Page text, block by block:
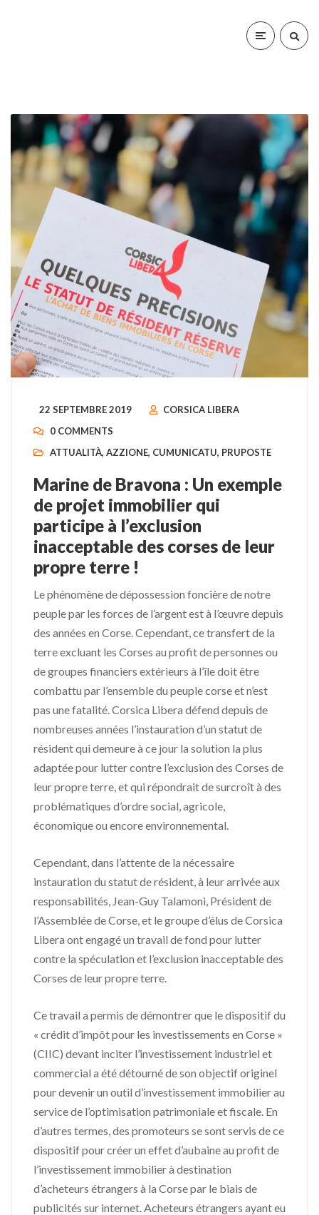
22 SEPTEMBRE 2019
CORSICA LIBERA
0 COMMENTS
ATTUALITÀ, AZZIONE, CUMUNICATU, PRUPOSTE
Marine de Bravona : Un exemple
de projet immobilier qui
participe à l’exclusion
inacceptable des corses de leur
propre terre !
Le phénomène de dépossession foncière de notre
peuple par les forces de l’argent est à l’œuvre depuis
des années en Corse. Cependant, ce transfert de la
terre excluant les Corses au profit de personnes ou
de groupes financiers extérieurs à l’île doit être
combattu par l’ensemble du peuple corse et n’est
pas une fatalité. Corsica Libera défend depuis de
nombreuses années l’instauration d’un statut de
résident qui demeure à ce jour la solution la plus
adaptée pour lutter contre l’exclusion des Corses de
leur propre terre, et qui répondrait de surcroît à des
problématiques d’ordre social, agricole,
économique ou encore environnemental.
Cependant, dans l’attente de la nécessaire
instauration du statut de résident, à leur arrivée aux
responsabilités, Jean-Guy Talamoni, Président de
l’Assemblée de Corse, et le groupe d’élus de Corsica
Libera ont engagé un travail de fond pour lutter
contre la spéculation et l’exclusion inacceptable des
Corses de leur propre terre.
Ce travail a permis de démontrer que le dispositif du
« crédit d’impôt pour les investissements en Corse »
(CIIC) devant inciter l’investissement industriel et
commercial a été détourné de son objectif originel
pour devenir un outil d’investissement immobilier au
service de l’optimisation patrimoniale et fiscale. En
d’autres termes, des promoteurs se sont servis de ce
dispositif pour créer un effet d’aubaine au profit de
l’investissement immobilier à destination
d’acheteurs étrangers à la Corse par le biais de
publicités sur internet. Acheteurs étrangers ayant eu